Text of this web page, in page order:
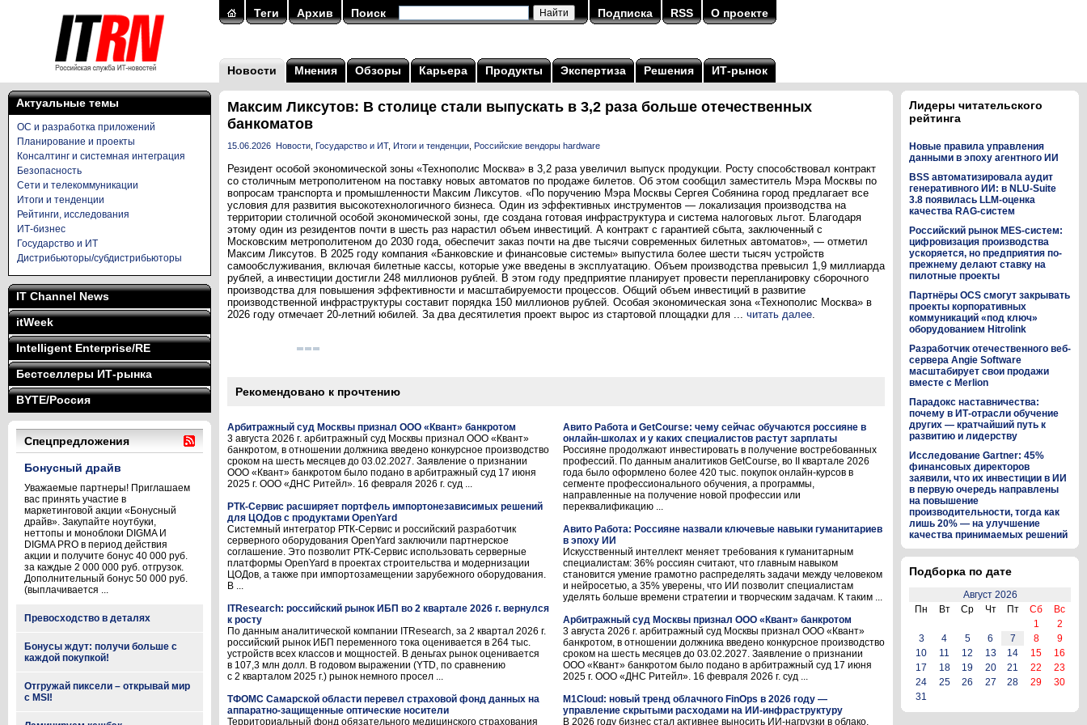
Теги Архив Поиск Подписка RSS О проекте
Новости Мнения Обзоры Карьера Продукты Экспертиза Решения ИТ-рынок
Актуальные темы
ОС и разработка приложений
Планирование и проекты
Консалтинг и системная интеграция
Безопасность
Сети и телекоммуникации
Итоги и тенденции
Рейтинги, исследования
ИТ-бизнес
Государство и ИТ
Дистрибьюторы/субдистрибьюторы
IT Channel News
itWeek
Intelligent Enterprise/RE
Бестселлеры ИТ-рынка
BYTE/Россия
Спецпредложения
Бонусный драйв
Уважаемые партнеры! Приглашаем
вас принять участие в
маркетинговой акции «Бонусный
драйв». Закупайте ноутбуки,
неттопы и моноблоки DIGMA И
DIGMA PRO в период действия
акции и получите бонус 40 000 руб.
за каждые 2 000 000 руб. отгрузок.
Дополнительный бонус 50 000 руб.
(выплачивается ...
Превосходство в деталях
Бонусы ждут: получи больше с
каждой покупкой!
Отгружай пиксели – открывай мир
с MSI!
Максим Ликсутов: В столице стали выпускать в 3,2 раза больше отечественных
банкоматов
15.06.2026 Новости Государство и ИТ, Итоги и тенденции Российские вендоры hardware
Резидент особой экономической зоны «Технополис Москва» в 3,2 раза увеличил выпуск продукции. Росту способствовал контракт
со столичным метрополитеном на поставку новых автоматов по продаже билетов. Об этом сообщил заместитель Мэра Москвы по
вопросам транспорта и промышленности Максим Ликсутов. «По поручению Мэра Москвы Сергея Собянина город предлагает все
условия для развития высокотехнологичного бизнеса. Один из эффективных инструментов — локализация производства на
территории столичной особой экономической зоны, где создана готовая инфраструктура и система налоговых льгот. Благодаря
этому один из резидентов почти в шесть раз нарастил объем инвестиций. А контракт с гарантией сбыта, заключенный с
Московским метрополитеном до 2030 года, обеспечит заказ почти на две тысячи современных билетных автоматов», — отметил
Максим Ликсутов. В 2025 году компания «Банковские и финансовые системы» выпустила более шести тысяч устройств
самообслуживания, включая билетные кассы, которые уже введены в эксплуатацию. Объем производства превысил 1,9 миллиарда
рублей, а инвестиции достигли 248 миллионов рублей. В этом году предприятие планирует провести перепланировку сборочного
производства для повышения эффективности и масштабируемости процессов. Общий объем инвестиций в развитие
производственной инфраструктуры составит порядка 150 миллионов рублей. Особая экономическая зона «Технополис Москва» в
2026 году отмечает 20-летний юбилей. За два десятилетия проект вырос из стартовой площадки для ... читать далее.
Рекомендовано к прочтению
Арбитражный суд Москвы признал ООО «Квант» банкротом
3 августа 2026 г. арбитражный суд Москвы признал ООО «Квант»
банкротом, в отношении должника введено конкурсное производство
сроком на шесть месяцев до 03.02.2027. Заявление о признании
ООО «Квант» банкротом было подано в арбитражный суд 17 июня
2025 г. ООО «ДНС Ритейл». 16 февраля 2026 г. суд ...
РТК-Сервис расширяет портфель импортонезависимых решений
для ЦОДов с продуктами OpenYard
Системный интегратор РТК-Сервис и российский разработчик
серверного оборудования OpenYard заключили партнерское
соглашение. Это позволит РТК-Сервис использовать серверные
платформы OpenYard в проектах строительства и модернизации
ЦОДов, а также при импортозамещении зарубежного оборудования.
В ...
ITResearch: российский рынок ИБП во 2 квартале 2026 г. вернулся
к росту
По данным аналитической компании ITResearch, за 2 квартал 2026 г.
российский рынок ИБП переменного тока оценивается в 264 тыс.
устройств всех классов и мощностей. В деньгах рынок оценивается
в 107,3 млн долл. В годовом выражении (YTD, по сравнению
с 2 кварталом 2025 г.) рынок немного просел ...
ТФОМС Самарской области перевел страховой фонд данных на
аппаратно-защищенные оптические носители
Территориальный фонд обязательного медицинского страхования
Авито Работа и GetCourse: чему сейчас обучаются россияне в
онлайн-школах и у каких специалистов растут зарплаты
Россияне продолжают инвестировать в получение востребованных
профессий. По данным аналитиков GetCourse, во II квартале 2026
года было оформлено более 420 тыс. покупок онлайн-курсов в
сегменте профессионального обучения, а программы,
направленные на получение новой профессии или
переквалификацию ...
Авито Работа: Россияне назвали ключевые навыки гуманитариев
в эпоху ИИ
Искусственный интеллект меняет требования к гуманитарным
специалистам: 36% россиян считают, что главным навыком
становится умение грамотно распределять задачи между человеком
и нейросетью, а 35% уверены, что ИИ позволит специалистам
уделять больше времени стратегии и творческим задачам. К таким ...
Арбитражный суд Москвы признал ООО «Квант» банкротом
3 августа 2026 г. арбитражный суд Москвы признал ООО «Квант»
банкротом, в отношении должника введено конкурсное производство
сроком на шесть месяцев до 03.02.2027. Заявление о признании
ООО «Квант» банкротом было подано в арбитражный суд 17 июня
2025 г. ООО «ДНС Ритейл». 16 февраля 2026 г. суд ...
M1Cloud: новый тренд облачного FinOps в 2026 году —
управление скрытыми расходами на ИИ-инфраструктуру
В 2026 году бизнес стал активнее выносить ИИ-нагрузки в облако,
Лидеры читательского
рейтинга
Новые правила управления
данными в эпоху агентного ИИ
BSS автоматизировала аудит
генеративного ИИ: в NLU-Suite
3.8 появилась LLM-оценка
качества RAG-систем
Российский рынок MES-систем:
цифровизация производства
ускоряется, но предприятия по-
прежнему делают ставку на
пилотные проекты
Партнёры OCS смогут закрывать
проекты корпоративных
коммуникаций «под ключ»
оборудованием Hitrolink
Разработчик отечественного веб-
сервера Angie Software
масштабирует свои продажи
вместе с Merlion
Парадокс наставничества:
почему в ИТ-отрасли обучение
других — кратчайший путь к
развитию и лидерству
Исследование Gartner: 45%
финансовых директоров
заявили, что их инвестиции в ИИ
в первую очередь направлены
на повышение
производительности, тогда как
лишь 20% — на улучшение
качества принимаемых решений
Подборка по дате
Август 2026
Пн
Вт Ср Чт Пт Сб
Вс
1
2
3
4 5 6 7 8
9
10
11 12 13 14 15
16
17
18 19 20 21 22
23
24
25 26 27 28 29
30
31